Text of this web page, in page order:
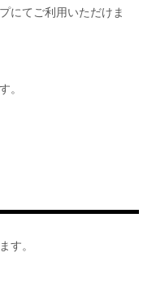
にてご利用いただけま
。
す。